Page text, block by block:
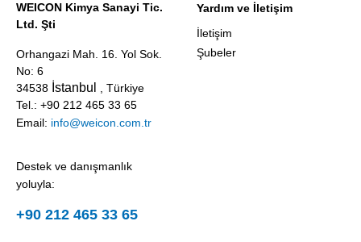
WEICON Kimya Sanayi Tic.
Ltd. Şti
Orhangazi Mah. 16. Yol Sok.
No: 6
34538 İstanbul
, Türkiye
Tel.: +90 212 465 33 65
Email: info@weicon.com.tr
Destek ve danışmanlık
yoluyla:
+90 212 465 33 65
Yardım ve İletişim
İletişim
Şubeler